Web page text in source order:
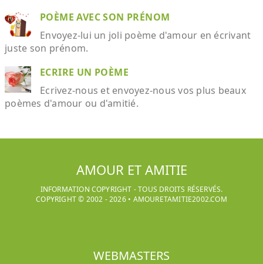
POÈME AVEC SON PRÉNOM
Envoyez-lui un joli poème d'amour en écrivant
juste son prénom.
ECRIRE UN POÈME
Ecrivez-nous et envoyez-nous vos plus beaux
poèmes d'amour ou d'amitié.
AMOUR ET AMITIE
INFORMATION COPYRIGHT - TOUS DROITS RÉSERVÉS.
COPYRIGHT © 2002 -2026• AMOURETAMITIE2002.COM
WEBMASTERS